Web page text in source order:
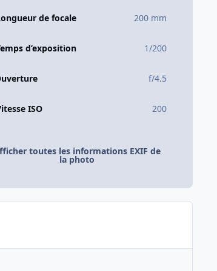
de focale 200 mm
d’exposition 1/200
f/4.5
ISO 200
toutes les informations EXIF de
la photo